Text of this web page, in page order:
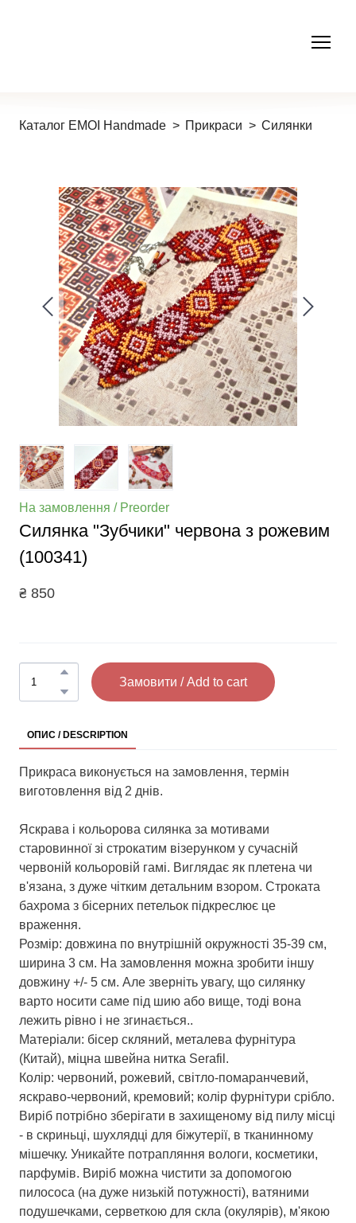
Каталог EMOI Handmade Прикраси Силянки
На замовлення / Preorder
Силянка "Зубчики" червона з рожевим
(100341)
₴ 850
Замовити / Add to cart
ОПИС / DESCRIPTION
Прикраса виконується на замовлення, термін
виготовлення від 2 днів.
Яскрава і кольорова силянка за мотивами
старовинної зі строкатим візерунком у сучасній
червоній кольоровій гамі. Виглядає як плетена чи
в'язана, з дуже чітким детальним взором. Строката
бахрома з бісерних петельок підкреслює це
враження.
Розмір: довжина по внутрішній окружності 35-39 см,
ширина 3 см. На замовлення можна зробити іншу
довжину +/- 5 см. Але зверніть увагу, що силянку
варто носити саме під шию або вище, тоді вона
лежить рівно і не згинається..
Матеріали: бісер скляний, металева фурнітура
(Китай), міцна швейна нитка Serafil.
Колір: червоний, рожевий, світло-помаранчевий,
яскраво-червоний, кремовий; колір фурнітури срібло.
Виріб потрібно зберігати в захищеному від пилу місці
- в скриньці, шухлядці для біжутерії, в тканинному
мішечку. Уникайте потрапляння вологи, косметики,
парфумів. Виріб можна чистити за допомогою
пилососа (на дуже низькій потужності), ватяними
подушечками, серветкою для скла (окулярів), м'якою